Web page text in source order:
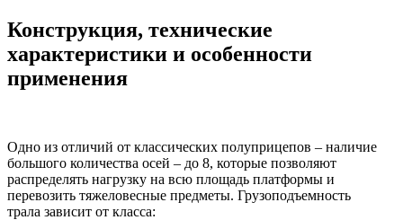
Конструкция, технические
характеристики и особенности
применения
Одно из отличий от классических полуприцепов – наличие
большого количества осей – до 8, которые позволяют
распределять нагрузку на всю площадь платформы и
перевозить тяжеловесные предметы. Грузоподъемность
трала зависит от класса: